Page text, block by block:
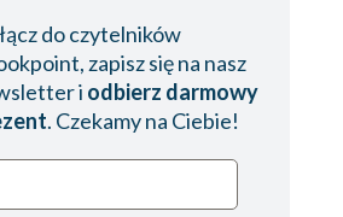
do czytelników
zapisz się na nasz
i odbierz darmowy
. Czekamy na Ciebie!